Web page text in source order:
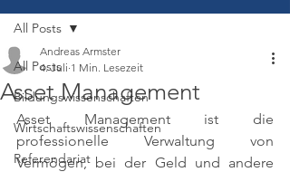
All Posts
Bildungswissenschaften
Wirtschaftswissenschaften
Referendariat
All Posts
Asset Management
Andreas Armster
4. Juli 1 Min. Lesezeit
Asset Management ist die
professionelle Verwaltung von
Vermögen, bei der Geld und andere